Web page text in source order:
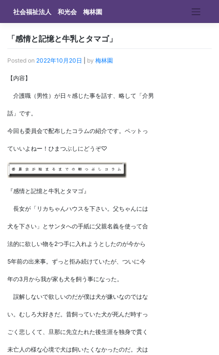
content
社会福祉法人 和光会 梅林園
「感情と記憶と牛乳とタマゴ」
Posted on 2022年10月20日 by 梅林園
【内容】
介護職（男性）が日々感じた事を話す、略して「介男
話」です。
今回も委員会で配布したコラムの紹介です。ペットっ
ていいよねー！ひまつぶしにどうぞ♡
『感情と記憶と牛乳とタマゴ』
長女が「リカちゃんハウスを下さい。父ちゃんには
犬を下さい」とサンタへの手紙に父親名義を使って合
法的に欲しい物を2つ手に入れようとしたのが今から
5年前の出来事。ずっと拒み続けていたが、ついに今
年の3月から我が家も犬を飼う事になった。
誤解しないで欲しいのだが僕は犬が嫌いなのではな
い。むしろ大好きだ。昔飼っていた犬が死んだ時すっ
ごく悲しくて、旦那に先立たれた後生涯を独身で貫く
未亡人の様な心境で犬は飼いたくなかったのだ。犬は